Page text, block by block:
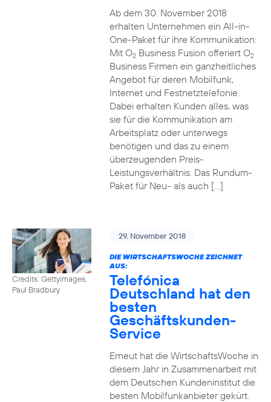
Ab dem 30. November 2018
erhalten Unternehmen ein All-in-
One-Paket für ihre Kommunikation:
Mit O2Business Fusion offeriert O2
Business Firmen ein ganzheitliches
Angebot für deren Mobilfunk,
Internet und Festnetztelefonie.
Dabei erhalten Kunden alles, was
sie für die Kommunikation am
Arbeitsplatz oder unterwegs
benötigen und das zu einem
überzeugenden Preis-
Leistungsverhältnis. Das Rundum-
Paket für Neu- als auch […]
Credits: Gettyimages,
Paul Bradbury
29. November 2018
DIE WIRTSCHAFTSWOCHE ZEICHNET
AUS:
Telefónica
Deutschland hat den
besten
Geschäftskunden-
Service
Erneut hat die WirtschaftsWoche in
diesem Jahr in Zusammenarbeit mit
dem Deutschen Kundeninstitut die
besten Mobilfunkanbieter gekürt.